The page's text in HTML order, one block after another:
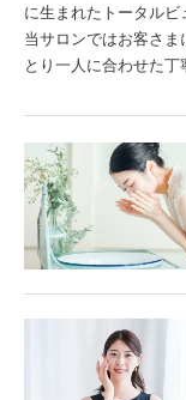
に生まれたトータルビ
当サロンではお客さ
とり一人に合わせた丁